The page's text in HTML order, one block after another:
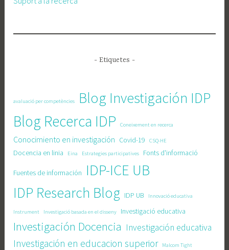
- Etiquetes -
avaluació per competències Blog Investigación IDP
Blog Recerca IDP Coneixement en recerca
Conocimiento en investigación Covid-19 CSQ-HE
Docencia en linia Eina Estrategies participatives Fonts d'informació
Fuentes de información IDP-ICE UB
IDP Research Blog IDP UB Innovació educativa
Instrument Investigació basada en el disseny Investigació educativa
Investigación Docencia Investigación educativa
Investigación en educacion superior Malcom Tight